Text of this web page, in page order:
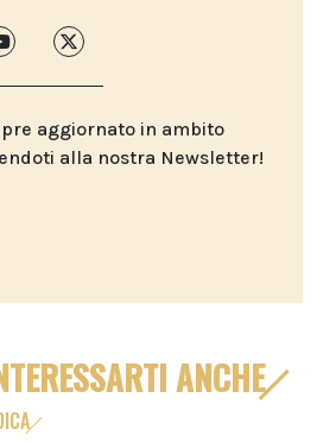
aggiornato in ambito
alla nostra Newsletter!
ANCHE